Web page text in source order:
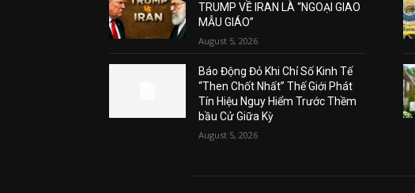
TRUMP VỀ IRAN LÀ “NGOẠI GIAO
MẪU GIÁO”
August 5, 2026
Báo Động Đỏ Khi Chỉ Số Kinh Tế
“Then Chốt Nhất” Thế Giới Phát
Tín Hiệu Nguy Hiểm Trước Thềm
bầu Cử Giữa Kỳ
August 5, 2026